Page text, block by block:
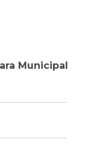
Municipal